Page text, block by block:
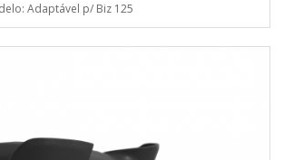
Adaptável p/ Biz 125